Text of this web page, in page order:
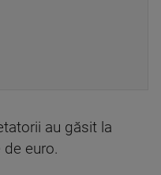
au găsit la
euro.